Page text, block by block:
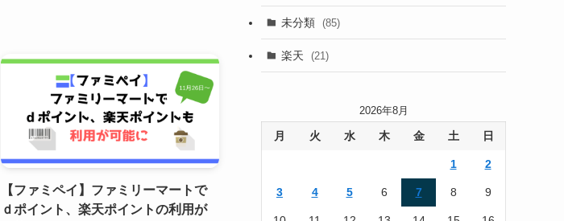
【ファミペイ】ファミリーマートで
ｄポイント、楽天ポイントの利用が
(105)
(186)
未分類 (85)
楽天 (21)
2026年8月
月 火 水 木 金 土 日
1 2
3 4 5 6 7 8 9